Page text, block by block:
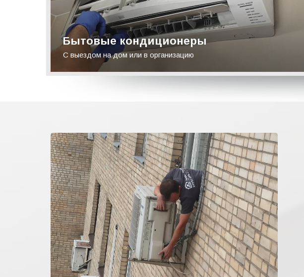
Бытовые кондиционеры
С выездом на дом или в организацию